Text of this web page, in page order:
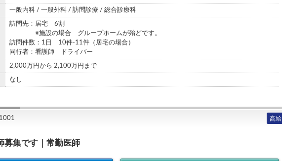
一般内科 / 一般外科 / 訪問診療 / 総合診療科
訪問先：居宅 6割
※施設の場合 グループホームが殆どです。
訪問件数：1日 10件-11件（居宅の場合）
同行者：看護師 ドライバー
2,000万円から 2,100万円まで
なし
高給
募集です｜常勤医師